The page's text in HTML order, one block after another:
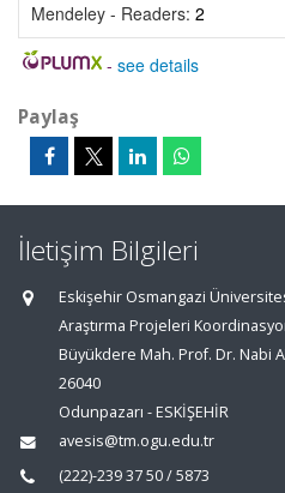
Mendeley - Readers: 2
- see details
Paylaş
İletişim Bilgileri
Eskişehir Osmangazi
Araştırma Projeleri
Büyükdere Mah. Prof. Dr. Nabi
26040
Odunpazarı - ESKİŞEHİR
avesis@tm.ogu.edu.tr
(222)-239 37 50 / 5873